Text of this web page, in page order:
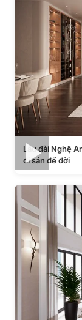
Lâu đài Nghệ
di sản để đời